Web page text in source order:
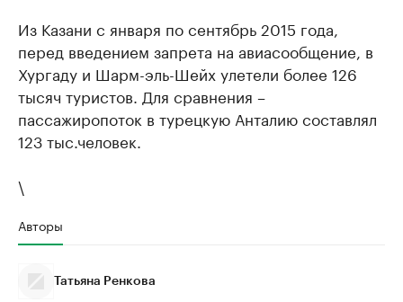
Из Казани с января по сентябрь 2015 года,
перед введением запрета на авиасообщение, в
Хургаду и Шарм-эль-Шейх улетели более 126
тысяч туристов. Для сравнения –
пассажиропоток в турецкую Анталию составлял
123 тыс.человек.
\
Авторы
Татьяна Ренкова